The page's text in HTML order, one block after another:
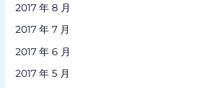
2017 年 8 月
2017 年 7 月
2017 年 6 月
2017 年 5 月